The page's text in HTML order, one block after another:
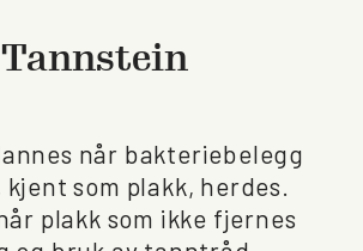
Tannstein
når bakteriebelegg
som plakk, herdes.
plakk som ikke fjernes